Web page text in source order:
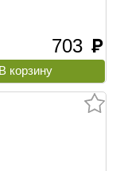
703 руб